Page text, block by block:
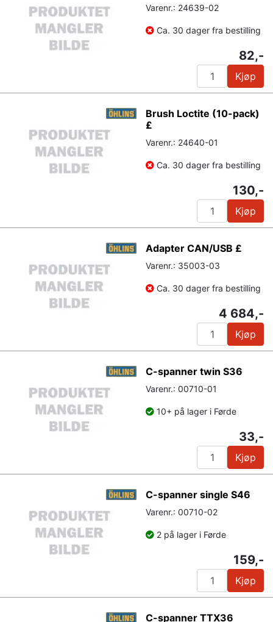
Varenr.: 24639-02
Ca. 30 dager fra bestilling
82,-
Kjøp
Brush Loctite (10-pack)
£
Varenr.: 24640-01
Ca. 30 dager fra bestilling
130,-
Kjøp
Adapter CAN/USB £
Varenr.: 35003-03
Ca. 30 dager fra bestilling
4 684,-
Kjøp
C-spanner twin S36
Varenr.: 00710-01
10+ på lager i Førde
33,-
Kjøp
C-spanner single S46
Varenr.: 00710-02
2 på lager i Førde
159,-
Kjøp
C-spanner TTX36